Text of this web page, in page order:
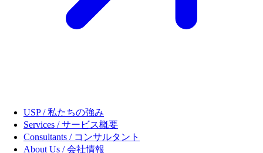
USP / 私たちの強み
Services / サービス概要
Consultants / コンサルタント
About Us / 会社情報